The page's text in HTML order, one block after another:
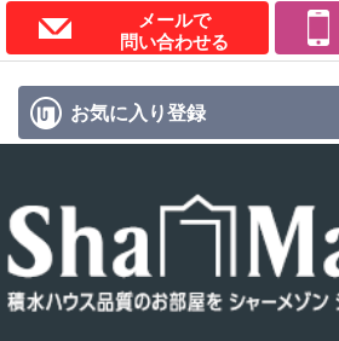
メールで
問い合わせる
お気に入り登録